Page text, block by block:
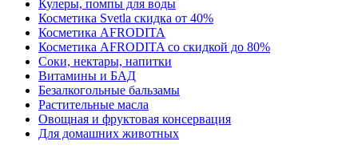
Кулеры, помпы для воды
Косметика Svetla скидка от 40%
Косметика AFRODITA
Косметика AFRODITA со скидкой до 80%
Соки, нектары, напитки
Витамины и БАД
Безалкогольные бальзамы
Растительные масла
Овощная и фруктовая консервация
Для домашних животных